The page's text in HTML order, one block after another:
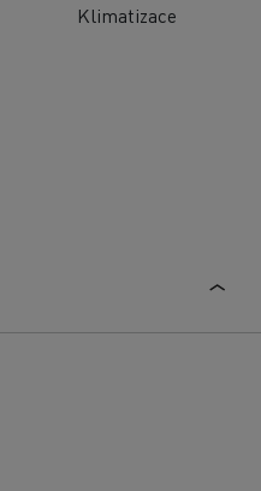
Klimatizace